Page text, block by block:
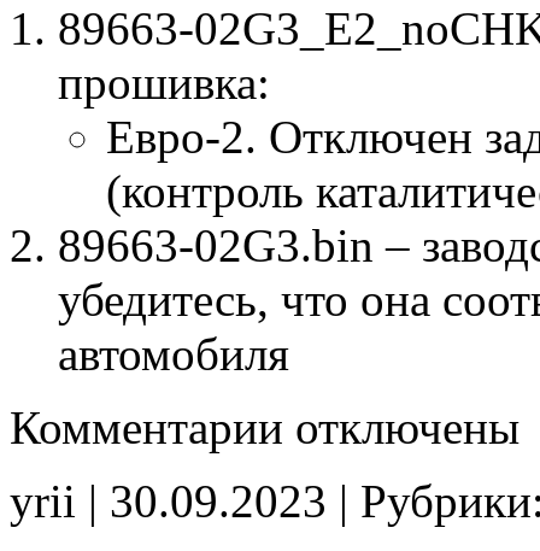
89663-
прошивка:
Евро-2. Отключен
(контроль
89663-02G3.bin –
убедитесь, что она
автомобиля
Комментарии записи
E2
noCHK
отключены
yrii | 30.09.2023 |